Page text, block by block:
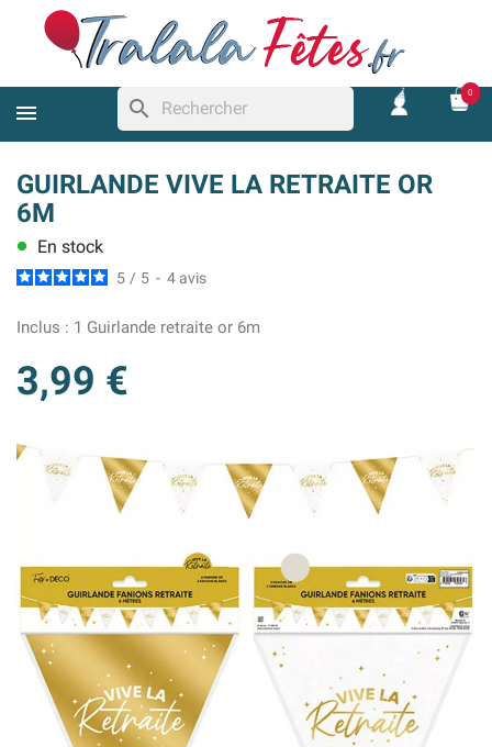
search
0
GUIRLANDE VIVE LA RETRAITE OR
6M
lens En stock
5 / 5 - 4 avis
Inclus : 1 Guirlande retraite or 6m
3,99 €